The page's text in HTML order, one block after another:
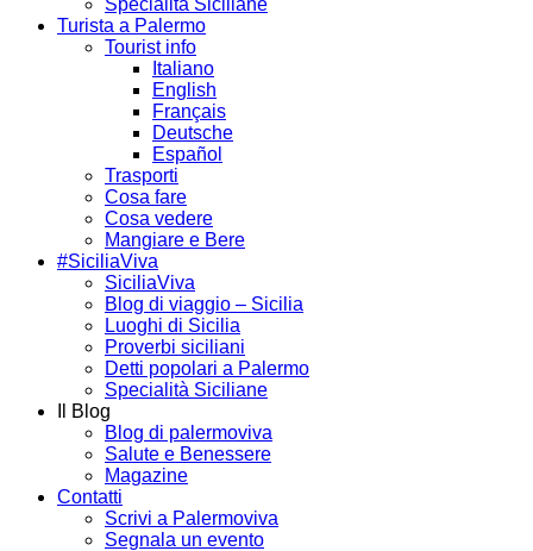
Specialità Siciliane
Turista a Palermo
Tourist info
Italiano
English
Français
Deutsche
Español
Trasporti
Cosa fare
Cosa vedere
Mangiare e Bere
#SiciliaViva
SiciliaViva
Blog di viaggio – Sicilia
Luoghi di Sicilia
Proverbi siciliani
Detti popolari a Palermo
Specialità Siciliane
Il Blog
Blog di palermoviva
Salute e Benessere
Magazine
Contatti
Scrivi a Palermoviva
Segnala un evento